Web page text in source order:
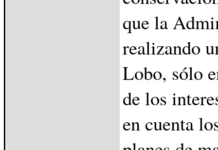
que la
realizando
Lobo, sólo
de los
en cuenta